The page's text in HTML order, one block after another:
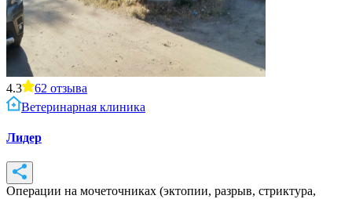
4.3 62 отзыва
Ветеринарная клиника
Лидер
Операции на мочеточниках (эктопии, разрыв, стриктура,